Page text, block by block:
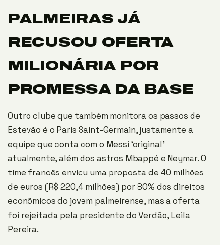
PALMEIRAS JÁ
RECUSOU OFERTA
MILIONÁRIA POR
PROMESSA DA BASE
Outro clube que também monitora os passos de
Estevão é o Paris Saint-Germain, justamente a
equipe que conta com o Messi ‘original’
atualmente, além dos astros Mbappé e Neymar. O
time francês enviou uma proposta de 40 milhões
de euros (R$ 220,4 milhões) por 80% dos direitos
econômicos do jovem palmeirense, mas a oferta
foi rejeitada pela presidente do Verdão, Leila
Pereira.